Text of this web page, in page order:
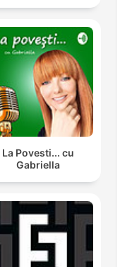
La Povesti... cu
Gabriella